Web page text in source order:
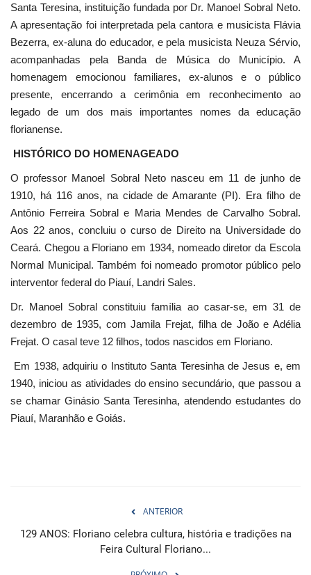
Santa Teresina, instituição fundada por Dr. Manoel Sobral Neto.
A apresentação foi interpretada pela cantora e musicista Flávia
Bezerra, ex-aluna do educador, e pela musicista Neuza Sérvio,
acompanhadas pela Banda de Música do Município. A
homenagem emocionou familiares, ex-alunos e o público
presente, encerrando a cerimônia em reconhecimento ao
legado de um dos mais importantes nomes da educação
florianense.
HISTÓRICO DO HOMENAGEADO
O professor Manoel Sobral Neto nasceu em 11 de junho de
1910, há 116 anos, na cidade de Amarante (PI). Era filho de
Antônio Ferreira Sobral e Maria Mendes de Carvalho Sobral.
Aos 22 anos, concluiu o curso de Direito na Universidade do
Ceará. Chegou a Floriano em 1934, nomeado diretor da Escola
Normal Municipal. Também foi nomeado promotor público pelo
interventor federal do Piauí, Landri Sales.
Dr. Manoel Sobral constituiu família ao casar-se, em 31 de
dezembro de 1935, com Jamila Frejat, filha de João e Adélia
Frejat. O casal teve 12 filhos, todos nascidos em Floriano.
Em 1938, adquiriu o Instituto Santa Teresinha de Jesus e, em
1940, iniciou as atividades do ensino secundário, que passou a
se chamar Ginásio Santa Teresinha, atendendo estudantes do
Piauí, Maranhão e Goiás.
ANTERIOR
129 ANOS: Floriano celebra cultura, história e tradições na
Feira Cultural Floriano...